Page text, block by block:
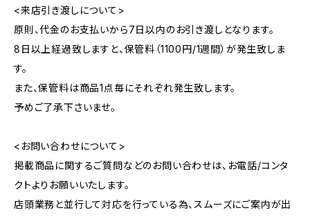
<来店引き渡しについて>
原則、代金のお支払いから7日以内のお引き渡しとなります。
8日以上経過致しますと、保管料（1100円/1週間）が発生致しま
す。
また、保管料は商品1点毎にそれぞれ発生致します。
予めご了承下さいませ。
<お問い合わせについて>
掲載商品に関するご質問などのお問い合わせは、お電話/コンタ
クトよりお願いいたします。
店頭業務と並行して対応を行っている為、スムーズにご案内が出